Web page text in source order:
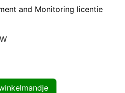
and Monitoring licentie